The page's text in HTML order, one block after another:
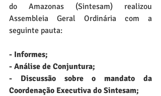
do Amazonas (Sintesam) realizou
Assembleia Geral Ordinária com a
seguinte pauta:
- Informes;
- Análise de Conjuntura;
- Discussão sobre o mandato da
Coordenação Executiva do Sintesam;